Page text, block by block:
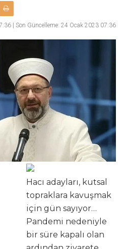
| Son Güncelleme: 24 Ocak 2023 07:36
Hacı adayları, kutsal
topraklara kavuşmak
için gün sayıyor…
Pandemi nedeniyle
bir süre kapalı olan